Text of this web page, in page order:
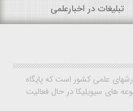
تبلیغات در اخبارعلمی
علمی کشور است که پایگاه
های سیویلیکا در حال فعالیت